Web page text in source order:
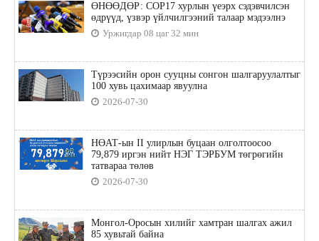
ӨНӨӨДӨР: COP17 хурлын үеэрх сэдэвчилсэн
өдрүүд, үзвэр үйлчилгээний талаар мэдээлнэ
Уржигдар 08 цаг 32 мин
Түрээсийн орон сууцны сонгон шалгаруулалтыг
100 хувь цахимаар явуулна
2026-07-30
НӨАТ-ын II улирлын буцаан олголтоосоо
79,879 иргэн нийт НЭГ ТЭРБУМ төгрөгийн
татвараа төлөв
2026-07-30
Монгол-Оросын хилийг хамтран шалгах ажил
85 хувьтай байна